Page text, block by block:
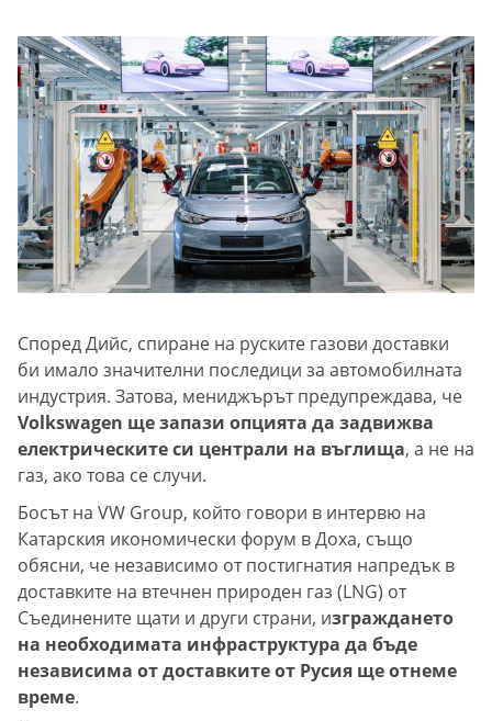
Според Дийс, спиране на руските газови доставки
би имало значителни последици за автомобилната
индустрия. Затова, мениджърът предупреждава, че
Volkswagen ще запази опцията да задвижва
електрическите си централи на въглища, а не на
газ, ако това се случи.
Босът на VW Group, който говори в интервю на
Катарския икономически форум в Доха, също
обясни, че независимо от постигнатия напредък в
доставките на втечнен природен газ (LNG) от
Съединените щати и други страни, изграждането
на необходимата инфраструктура да бъде
независима от доставките от Русия ще отнеме
време.